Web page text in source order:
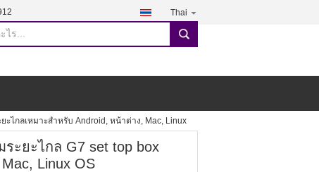
Thai
search
ไกลเหมาะสำหรับ Android, หน้าต่าง, Mac, Linux
ะยะไกล G7 set top box
Linux OS